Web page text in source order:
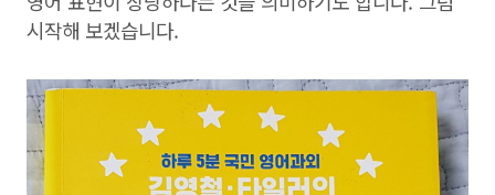
시작해 보겠습니다.